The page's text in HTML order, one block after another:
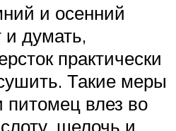
и осенний
и думать,
практически
Такие меры
питомец влез во
щелочь и